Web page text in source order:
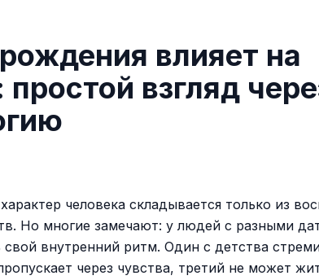
влияет на
простой взгляд
человека складывается только из
Но многие замечают: у людей с разными
внутренний ритм. Один с детства
через чувства, третий не может